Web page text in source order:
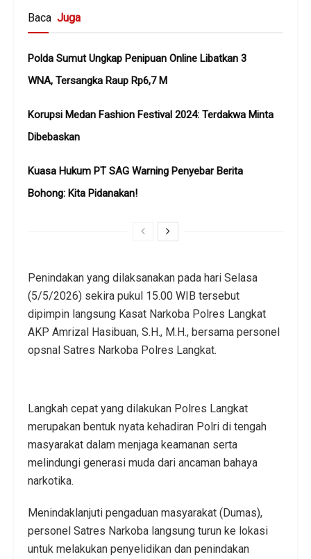
Baca Juga
Polda Sumut Ungkap Penipuan Online Libatkan 3
WNA, Tersangka Raup Rp6,7 M
Korupsi Medan Fashion Festival 2024: Terdakwa Minta
Dibebaskan
Kuasa Hukum PT SAG Warning Penyebar Berita
Bohong: Kita Pidanakan!
Penindakan yang dilaksanakan pada hari Selasa
(5/5/2026) sekira pukul 15.00 WIB tersebut
dipimpin langsung Kasat Narkoba Polres Langkat
AKP Amrizal Hasibuan, S.H., M.H., bersama personel
opsnal Satres Narkoba Polres Langkat.
Langkah cepat yang dilakukan Polres Langkat
merupakan bentuk nyata kehadiran Polri di tengah
masyarakat dalam menjaga keamanan serta
melindungi generasi muda dari ancaman bahaya
narkotika.
Menindaklanjuti pengaduan masyarakat (Dumas),
personel Satres Narkoba langsung turun ke lokasi
untuk melakukan penyelidikan dan penindakan